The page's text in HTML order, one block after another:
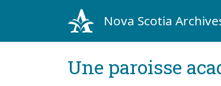
Nova Scotia
Une paroisse